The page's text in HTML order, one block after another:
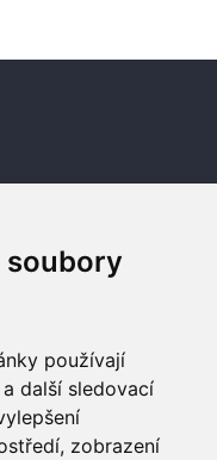
soubory
používají
další sledovací
zobrazení
osobních údajů dle